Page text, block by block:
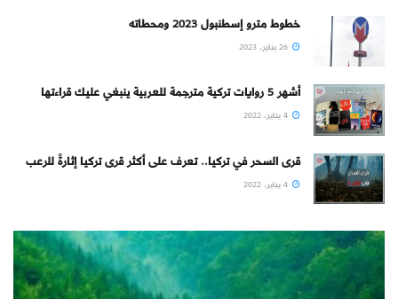
خطوط مترو إسطنبول 2023 ومحطاته
أشهر 5 روايات تركية مترجمة للعربية ينبغي عليك قراءتها
قرى السحر في تركيا.. تعرف على أكثر قرى تركيا إثارةً للرعب